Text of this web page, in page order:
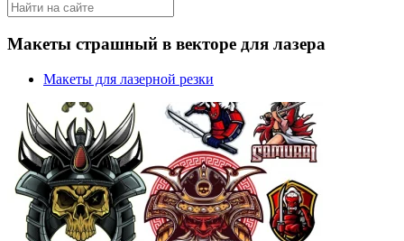
Макеты страшный в векторе для лазера
Макеты для лазерной резки